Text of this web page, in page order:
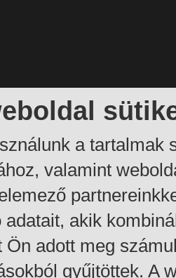
a tartalmak
valamint
adatait, akik
Ön adott meg
gyűjtöttek. A